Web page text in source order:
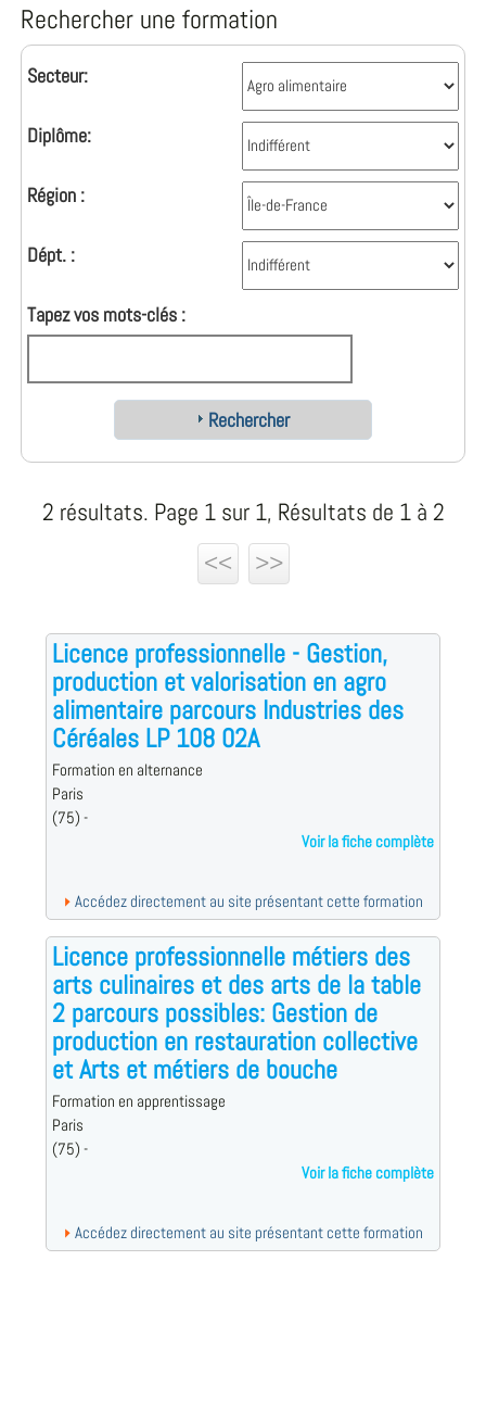
Rechercher une formation
Secteur:
Diplôme:
Région :
Dépt. :
Tapez vos mots-clés :
Rechercher
2 résultats. Page 1 sur 1, Résultats de 1 à 2
<<
>>
Licence professionnelle - Gestion,
production et valorisation en agro
alimentaire parcours Industries des
Céréales LP 108 02A
Formation en alternance
Paris
(75) -
Voir la fiche complète
Accédez directement au site présentant cette formation
Licence professionnelle métiers des
arts culinaires et des arts de la table
2 parcours possibles: Gestion de
production en restauration collective
et Arts et métiers de bouche
Formation en apprentissage
Paris
(75) -
Voir la fiche complète
Accédez directement au site présentant cette formation